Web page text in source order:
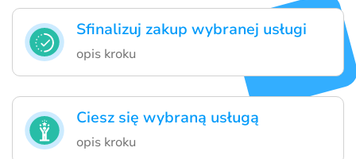
Sfinalizuj zakup wybranej usługi
opis kroku
Ciesz się wybraną usługą
opis kroku